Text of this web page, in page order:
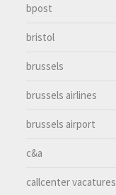
bpost
bristol
brussels
brussels airlines
brussels airport
c&a
callcenter vacatures